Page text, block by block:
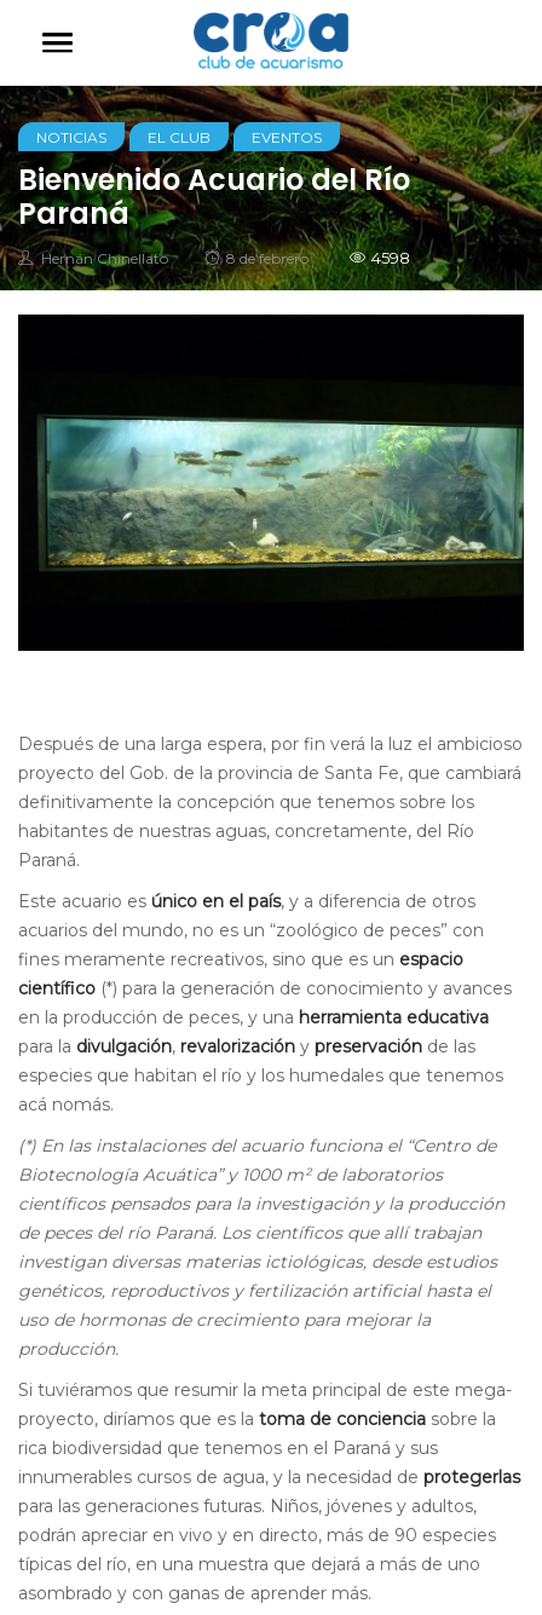
NOTICIAS EL CLUB EVENTOS
Bienvenido Acuario del Río
Paraná
Autor
Hernán Chinellato
Posted
on
8 de febrero 4598
Después de una larga espera, por fin verá la luz el ambicioso
proyecto del Gob. de la provincia de Santa Fe, que cambiará
definitivamente la concepción que tenemos sobre los
habitantes de nuestras aguas, concretamente, del Río
Paraná.
Este acuario es único en el país, y a diferencia de otros
acuarios del mundo, no es un “zoológico de peces” con
fines meramente recreativos, sino que es un espacio
científico (*) para la generación de conocimiento y avances
en la producción de peces, y una herramienta educativa
para la divulgación, revalorización y preservación de las
especies que habitan el río y los humedales que tenemos
acá nomás.
(*) En las instalaciones del acuario funciona el “Centro de
Biotecnología Acuática” y 1000 m² de laboratorios
científicos pensados para la investigación y la producción
de peces del río Paraná. Los científicos que allí trabajan
investigan diversas materias ictiológicas, desde estudios
genéticos, reproductivos y fertilización artificial hasta el
uso de hormonas de crecimiento para mejorar la
producción.
Si tuviéramos que resumir la meta principal de este mega-
proyecto, diríamos que es la toma de conciencia sobre la
rica biodiversidad que tenemos en el Paraná y sus
innumerables cursos de agua, y la necesidad de protegerlas
para las generaciones futuras. Niños, jóvenes y adultos,
podrán apreciar en vivo y en directo, más de 90 especies
típicas del río, en una muestra que dejará a más de uno
asombrado y con ganas de aprender más.